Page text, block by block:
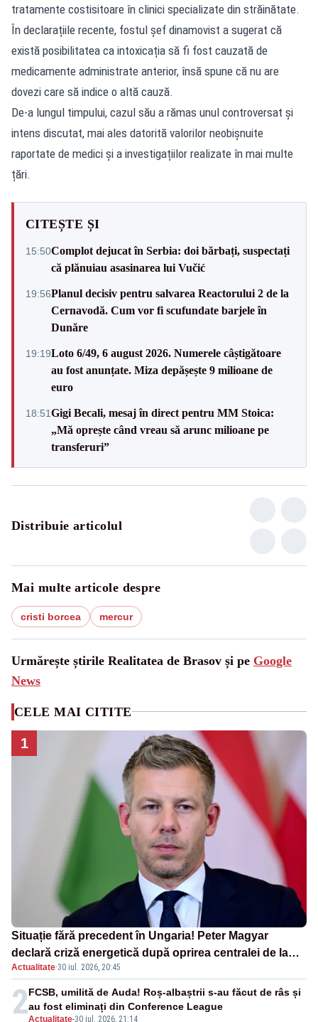
tratamente costisitoare în clinici specializate din străinătate.
În declarațiile recente, fostul șef dinamovist a sugerat că
există posibilitatea ca intoxicația să fi fost cauzată de
medicamente administrate anterior, însă spune că nu are
dovezi care să indice o altă cauză.
De-a lungul timpului, cazul său a rămas unul controversat și
intens discutat, mai ales datorită valorilor neobișnuite
raportate de medici și a investigațiilor realizate în mai multe
țări.
CITEȘTE ȘI
15:50Complot dejucat în Serbia: doi bărbați, suspectați
că plănuiau asasinarea lui Vučić
19:56Planul decisiv pentru salvarea Reactorului 2 de la
Cernavodă. Cum vor fi scufundate barjele în
Dunăre
19:19Loto 6/49, 6 august 2026. Numerele câștigătoare
au fost anunțate. Miza depășește 9 milioane de
euro
18:51Gigi Becali, mesaj în direct pentru MM Stoica:
„Mă oprește când vreau să arunc milioane pe
transferuri”
Distribuie articolul
Mai multe articole despre
cristi borcea mercur
Urmărește știrile Realitatea de Brasov și pe Google
News
CELE MAI CITITE
1
Situație fără precedent în Ungaria! Peter Magyar
declară criză energetică după oprirea centralei de la
Paks
Actualitate·30 iul. 2026, 20:45
2Actualitate-30 iul. 2026, 21:14
FCSB, umilită de Auda! Roș-albaștrii s-au făcut de râs și
au fost eliminați din Conference League